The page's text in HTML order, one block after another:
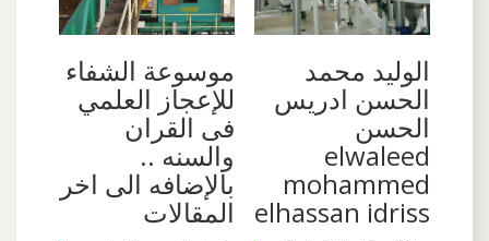
الوليد محمد
الحسن ادريس
الحسن
elwaleed
mohammed
elhassan idriss
موسوعة الشفاء
للإعجاز العلمي
فى القران
والسنه ..
بالإضافه الى اخر
المقالات